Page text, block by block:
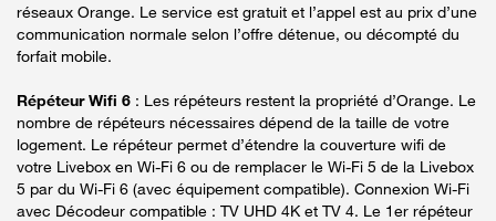
réseaux Orange. Le service est gratuit et l’appel est au prix d’une
communication normale selon l’offre détenue, ou décompté du
forfait mobile.
Répéteur Wifi 6 : Les répéteurs restent la propriété d’Orange. Le
nombre de répéteurs nécessaires dépend de la taille de votre
logement. Le répéteur permet d’étendre la couverture wifi de
votre Livebox en Wi-Fi 6 ou de remplacer le Wi-Fi 5 de la Livebox
5 par du Wi-Fi 6 (avec équipement compatible). Connexion Wi-Fi
avec Décodeur compatible : TV UHD 4K et TV 4. Le 1er répéteur